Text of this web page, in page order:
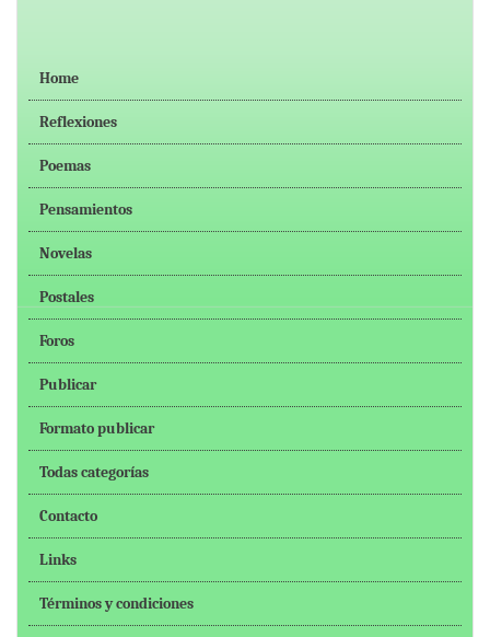
Home
Reflexiones
Poemas
Pensamientos
Novelas
Postales
Foros
Publicar
Formato publicar
Todas categorías
Contacto
Links
Términos y condiciones